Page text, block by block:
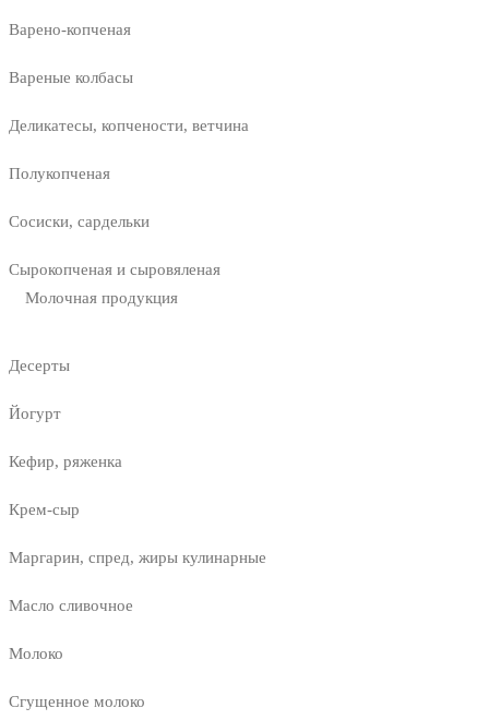
Варено-копченая
Вареные колбасы
Деликатесы, копчености, ветчина
Полукопченая
Сосиски, сардельки
Сырокопченая и сыровяленая
Молочная продукция
Десерты
Йогурт
Кефир, ряженка
Крем-сыр
Маргарин, спред, жиры кулинарные
Масло сливочное
Молоко
Сгущенное молоко